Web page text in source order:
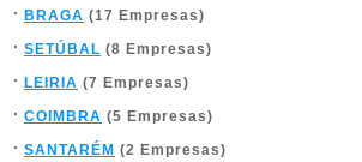
BRAGA (17 Empresas)
SETÚBAL (8 Empresas)
LEIRIA (7 Empresas)
COIMBRA (5 Empresas)
SANTARÉM (2 Empresas)